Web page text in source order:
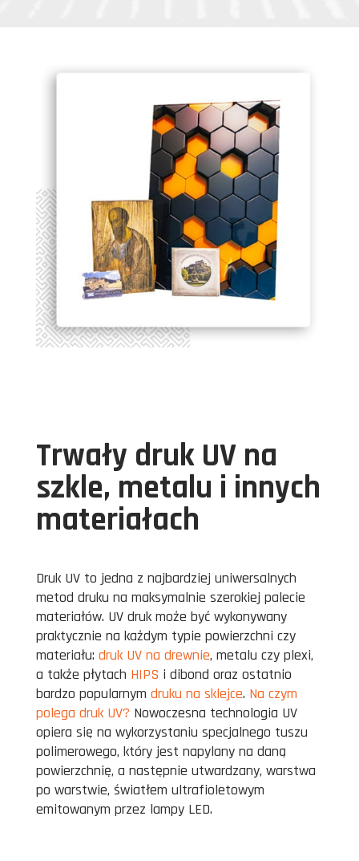
Trwały druk UV na
szkle, metalu i innych
materiałach
Druk UV to jedna z najbardziej uniwersalnych
metod druku na maksymalnie szerokiej palecie
materiałów. UV druk może być wykonywany
praktycznie na każdym typie powierzchni czy
materiału: druk UV na drewnie, metalu czy plexi,
a także płytach HIPS i dibond oraz ostatnio
bardzo popularnym druku na sklejce. Na czym
polega druk UV? Nowoczesna technologia UV
opiera się na wykorzystaniu specjalnego tuszu
polimerowego, który jest napylany na daną
powierzchnię, a następnie utwardzany, warstwa
po warstwie, światłem ultrafioletowym
emitowanym przez lampy LED.